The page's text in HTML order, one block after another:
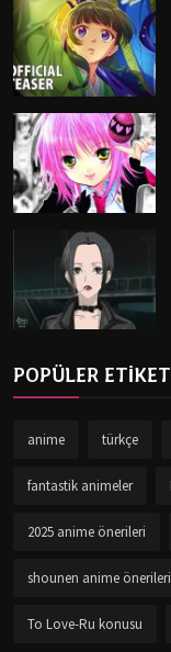
POPÜLER
anime türkçe
fantastik animeler
2025 anime önerileri
shounen anime önerileri
To Love-Ru konusu